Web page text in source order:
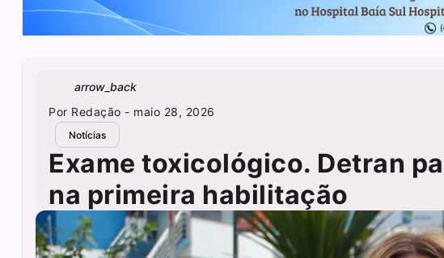
arrow_back
Por Redação - maio 28, 2026
Notícias
Exame toxicológico. Detran
na primeira habilitação